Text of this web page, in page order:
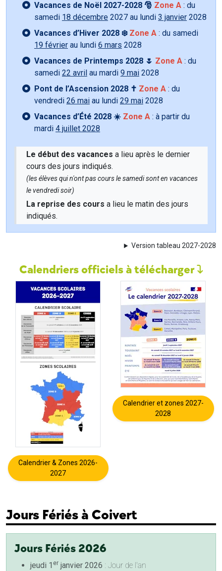
Vacances de Noël 2027-2028 🎅 Zone A : du
samedi 18 décembre 2027 au lundi 3 janvier 2028
Vacances d’Hiver 2028 ❄️ Zone A : du samedi
19 février au lundi 6 mars 2028
Vacances de Printemps 2028 🌷 Zone A : du
samedi 22 avril au mardi 9 mai 2028
Pont de l’Ascension 2028 ✝️ Zone A : du
vendredi 26 mai au lundi 29 mai 2028
Vacances d’Été 2028 ☀️ Zone A : à partir du
mardi 4 juillet 2028
Le début des vacances a lieu après le dernier
cours des jours indiqués.
(les élèves qui n'ont pas cours le samedi sont en vacances
le vendredi soir)
La reprise des cours a lieu le matin des jours
indiqués.
Version tableau 2027-2028
Calendriers officiels à télécharger
Calendrier & Zones 2026-
2027
Calendrier et zones 2027-
2028
Jours Fériés à Coivert
Jours Fériés 2026
jeudi 1 er janvier 2026 : Jour de l'an